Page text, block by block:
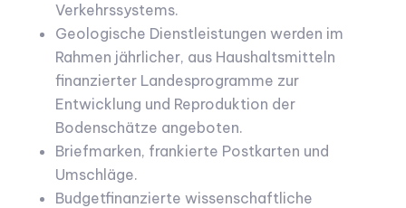
Verkehrssystems.
Geologische Dienstleistungen werden im
Rahmen jährlicher, aus Haushaltsmitteln
finanzierter Landesprogramme zur
Entwicklung und Reproduktion der
Bodenschätze angeboten.
Briefmarken, frankierte Postkarten und
Umschläge.
Budgetfinanzierte wissenschaftliche